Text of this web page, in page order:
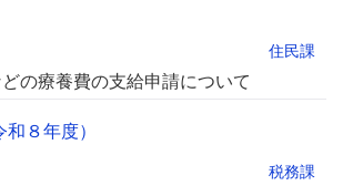
住民課
の療養費の支給申請について
８年度）
税務課